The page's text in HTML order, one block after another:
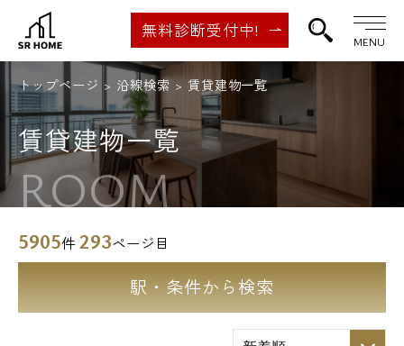
無料診断受付中!
MENU
トップページ 沿線検索 賃貸建物一覧
賃貸建物一覧
ROOM
5905件293ページ目
駅・条件から検索